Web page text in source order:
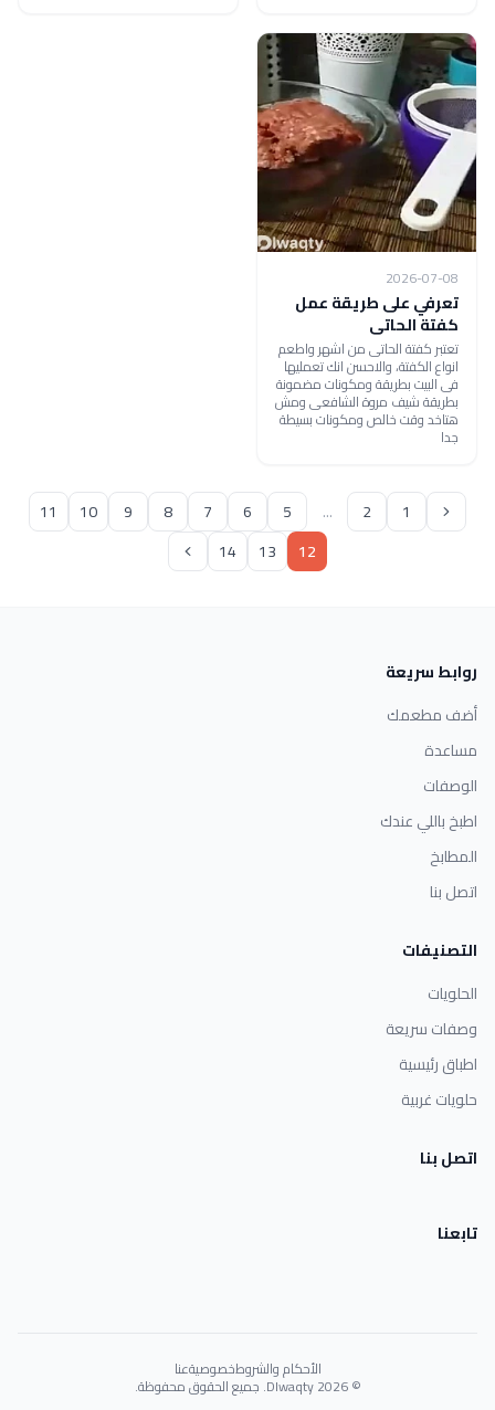
2026-07-08
تعرفي على طريقة عمل
كفتة الحاتى
تعتبر كفتة الحاتى من اشهر واطعم
انواع الكفتة، والاحسن انك تعمليها
فى البيت بطريقة ومكونات مضمونة
بطريقة شيف مروة الشافعى ومش
هتاخد وقت خالص ومكونات بسيطة
جدا
1
2
...
5
6
7
8
9
10
11
12
13
14
روابط سريعة
أضف مطعمك
مساعدة
الوصفات
اطبخ باللي عندك
المطابخ
اتصل بنا
التصنيفات
الحلويات
وصفات سريعة
اطباق رئيسية
حلويات غربية
اتصل بنا
تابعنا
الأحكام والشروطخصوصيةعنا
© 2026 Dlwaqty. جميع الحقوق محفوظة.